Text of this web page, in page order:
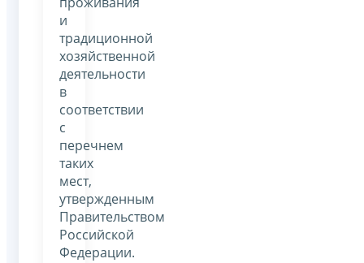
и
традиционной
хозяйственной
деятельности
в
соответствии
с
перечнем
таких
мест,
утвержденным
Правительством
Российской
Федерации.